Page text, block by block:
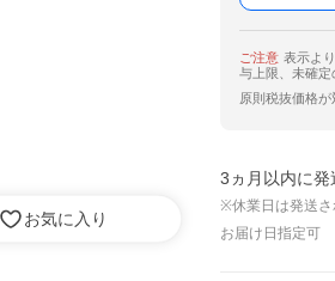
お気に入り
ご注意 表示よ
与上限、未確定
原則税抜価格が
3ヵ月以内に発
※休業日は発送さ
お届け日指定可